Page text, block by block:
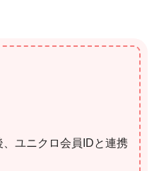
ユニクロ会員IDと連携